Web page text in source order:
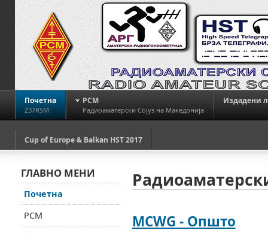
Почетна
Z37RSM
РСМ
Радиоаматерски Сојуз на Македонија
Издадени
Cup of Europe & Balkan HST 2017
MCWG - Општо
ГЛАВНО МЕНИ
Почетна
РСМ